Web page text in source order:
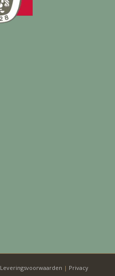
Leveringsvoorwaarden | Privacy